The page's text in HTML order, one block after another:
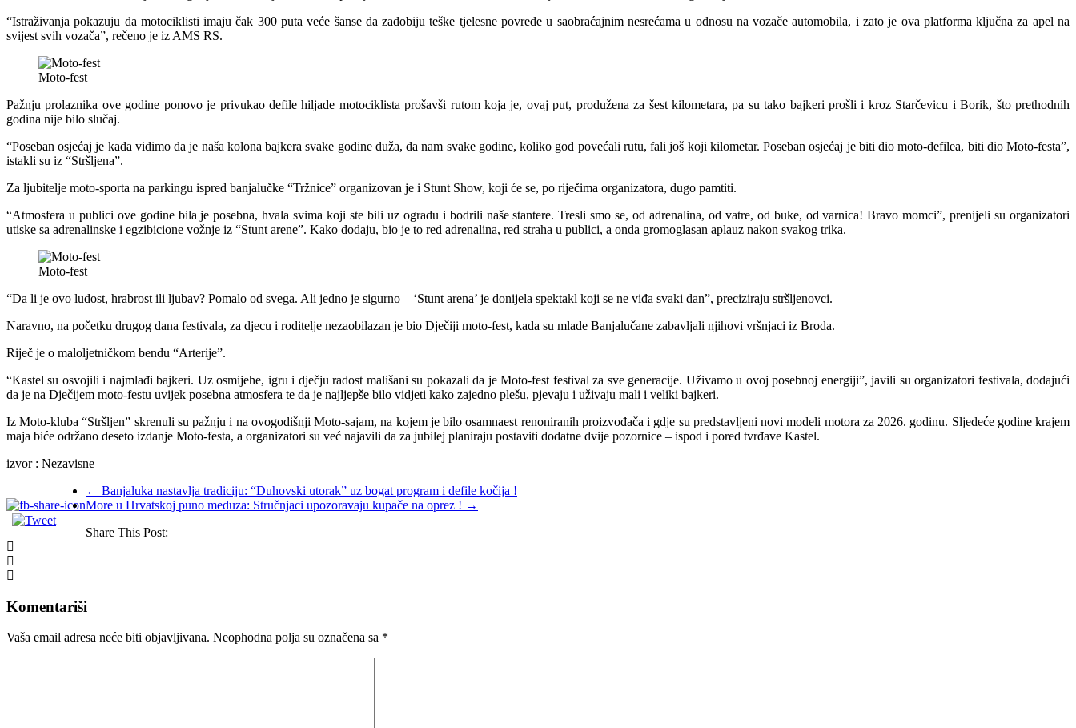
“Istraživanja pokazuju da motociklisti imaju čak 300 puta veće šanse da zadobiju teške tjelesne povrede u saobraćajnim nesrećama u odnosu na vozače automobila, i zato je ova platforma ključna za apel na
svijest svih vozača”, rečeno je iz AMS RS.
Moto-fest
Pažnju prolaznika ove godine ponovo je privukao defile hiljade motociklista prošavši rutom koja je, ovaj put, produžena za šest kilometara, pa su tako bajkeri prošli i kroz Starčevicu i Borik, što prethodnih
godina nije bilo slučaj.
“Poseban osjećaj je kada vidimo da je naša kolona bajkera svake godine duža, da nam svake godine, koliko god povećali rutu, fali još koji kilometar. Poseban osjećaj je biti dio moto-defilea, biti dio Moto-festa”,
istakli su iz “Stršljena”.
Za ljubitelje moto-sporta na parkingu ispred banjalučke “Tržnice” organizovan je i Stunt Show, koji će se, po riječima organizatora, dugo pamtiti.
“Atmosfera u publici ove godine bila je posebna, hvala svima koji ste bili uz ogradu i bodrili naše stantere. Tresli smo se, od adrenalina, od vatre, od buke, od varnica! Bravo momci”, prenijeli su organizatori
utiske sa adrenalinske i egzibicione vožnje iz “Stunt arene”. Kako dodaju, bio je to red adrenalina, red straha u publici, a onda gromoglasan aplauz nakon svakog trika.
Moto-fest
“Da li je ovo ludost, hrabrost ili ljubav? Pomalo od svega. Ali jedno je sigurno – ‘Stunt arena’ je donijela spektakl koji se ne viđa svaki dan”, preciziraju stršljenovci.
Naravno, na početku drugog dana festivala, za djecu i roditelje nezaobilazan je bio Dječiji moto-fest, kada su mlade Banjalučane zabavljali njihovi vršnjaci iz Broda.
Riječ je o maloljetničkom bendu “Arterije”.
“Kastel su osvojili i najmlađi bajkeri. Uz osmijehe, igru i dječju radost mališani su pokazali da je Moto-fest festival za sve generacije. Uživamo u ovoj posebnoj energiji”, javili su organizatori festivala, dodajući
da je na Dječijem moto-festu uvijek posebna atmosfera te da je najljepše bilo vidjeti kako zajedno plešu, pjevaju i uživaju mali i veliki bajkeri.
Iz Moto-kluba “Stršljen” skrenuli su pažnju i na ovogodišnji Moto-sajam, na kojem je bilo osamnaest renoniranih proizvođača i gdje su predstavljeni novi modeli motora za 2026. godinu. Sljedeće godine krajem
maja biće održano deseto izdanje Moto-festa, a organizatori su već najavili da za jubilej planiraju postaviti dodatne dvije pozornice – ispod i pored tvrđave Kastel.
izvor : Nezavisne
← Banjaluka nastavlja tradiciju: “Duhovski utorak” uz bogat program i defile kočija !
More u Hrvatskoj puno meduza: Stručnjaci upozoravaju kupače na oprez ! →
Share This Post:
Komentariši
Vaša email adresa neće biti objavljivana. Neophodna polja su označena sa *